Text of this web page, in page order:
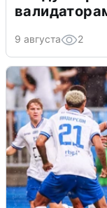
9 августа 2